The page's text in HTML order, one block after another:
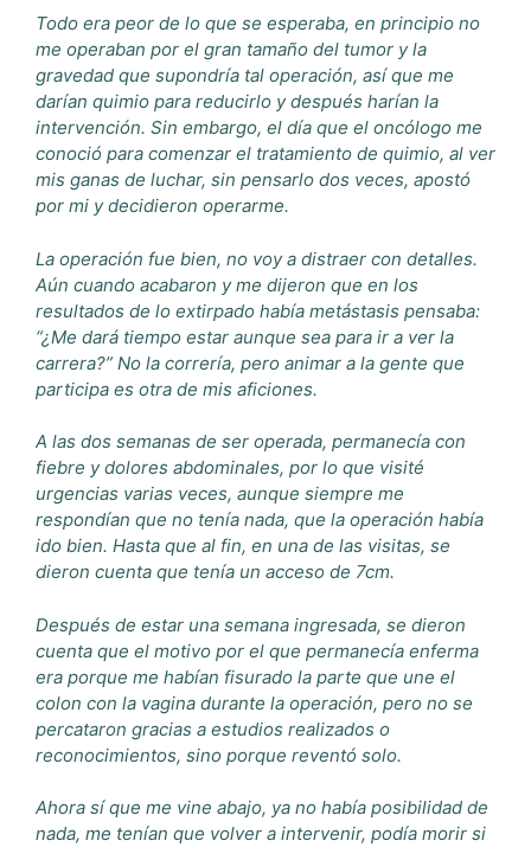
Todo era peor de lo que se esperaba, en principio no
me operaban por el gran tamaño del tumor y la
gravedad que supondría tal operación, así que me
darían quimio para reducirlo y después harían la
intervención. Sin embargo, el día que el oncólogo me
conoció para comenzar el tratamiento de quimio, al ver
mis ganas de luchar, sin pensarlo dos veces, apostó
por mi y decidieron operarme.
La operación fue bien, no voy a distraer con detalles.
Aún cuando acabaron y me dijeron que en los
resultados de lo extirpado había metástasis pensaba:
“¿Me dará tiempo estar aunque sea para ir a ver la
carrera?” No la correría, pero animar a la gente que
participa es otra de mis aficiones.
A las dos semanas de ser operada, permanecía con
fiebre y dolores abdominales, por lo que visité
urgencias varias veces, aunque siempre me
respondían que no tenía nada, que la operación había
ido bien. Hasta que al fin, en una de las visitas, se
dieron cuenta que tenía un acceso de 7cm.
Después de estar una semana ingresada, se dieron
cuenta que el motivo por el que permanecía enferma
era porque me habían fisurado la parte que une el
colon con la vagina durante la operación, pero no se
percataron gracias a estudios realizados o
reconocimientos, sino porque reventó solo.
Ahora sí que me vine abajo, ya no había posibilidad de
nada, me tenían que volver a intervenir, podía morir si